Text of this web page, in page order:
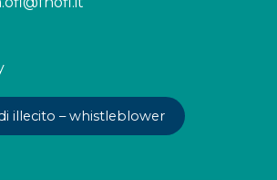
illecito – whistleblower